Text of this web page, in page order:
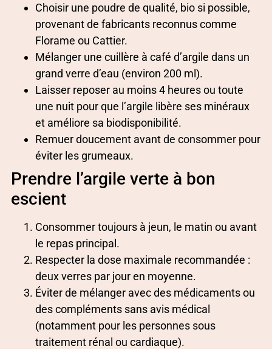
Choisir une poudre de qualité, bio si possible,
provenant de fabricants reconnus comme
Florame ou Cattier.
Mélanger une cuillère à café d’argile dans un
grand verre d’eau (environ 200 ml).
Laisser reposer au moins 4 heures ou toute
une nuit pour que l’argile libère ses minéraux
et améliore sa biodisponibilité.
Remuer doucement avant de consommer pour
éviter les grumeaux.
Prendre l’argile verte à bon
escient
Consommer toujours à jeun, le matin ou avant
le repas principal.
Respecter la dose maximale recommandée :
deux verres par jour en moyenne.
Éviter de mélanger avec des médicaments ou
des compléments sans avis médical
(notamment pour les personnes sous
traitement rénal ou cardiaque).